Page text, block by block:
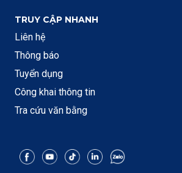
TRUY CẬP NHANH
Liên hệ
Thông báo
Tuyển dụng
Công khai thông tin
Tra cứu văn bằng